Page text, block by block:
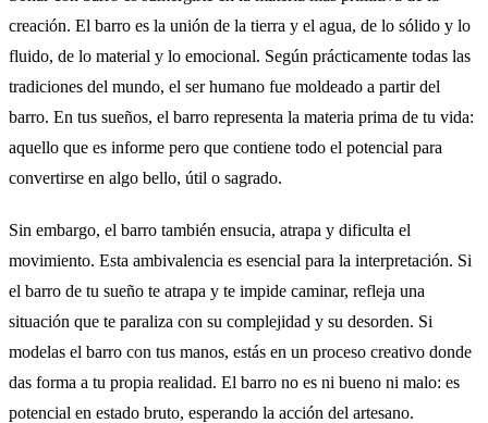
creación. El barro es la unión de la tierra y el agua, de lo sólido y lo
fluido, de lo material y lo emocional. Según prácticamente todas las
tradiciones del mundo, el ser humano fue moldeado a partir del
barro. En tus sueños, el barro representa la materia prima de tu vida:
aquello que es informe pero que contiene todo el potencial para
convertirse en algo bello, útil o sagrado.
Sin embargo, el barro también ensucia, atrapa y dificulta el
movimiento. Esta ambivalencia es esencial para la interpretación. Si
el barro de tu sueño te atrapa y te impide caminar, refleja una
situación que te paraliza con su complejidad y su desorden. Si
modelas el barro con tus manos, estás en un proceso creativo donde
das forma a tu propia realidad. El barro no es ni bueno ni malo: es
potencial en estado bruto, esperando la acción del artesano.